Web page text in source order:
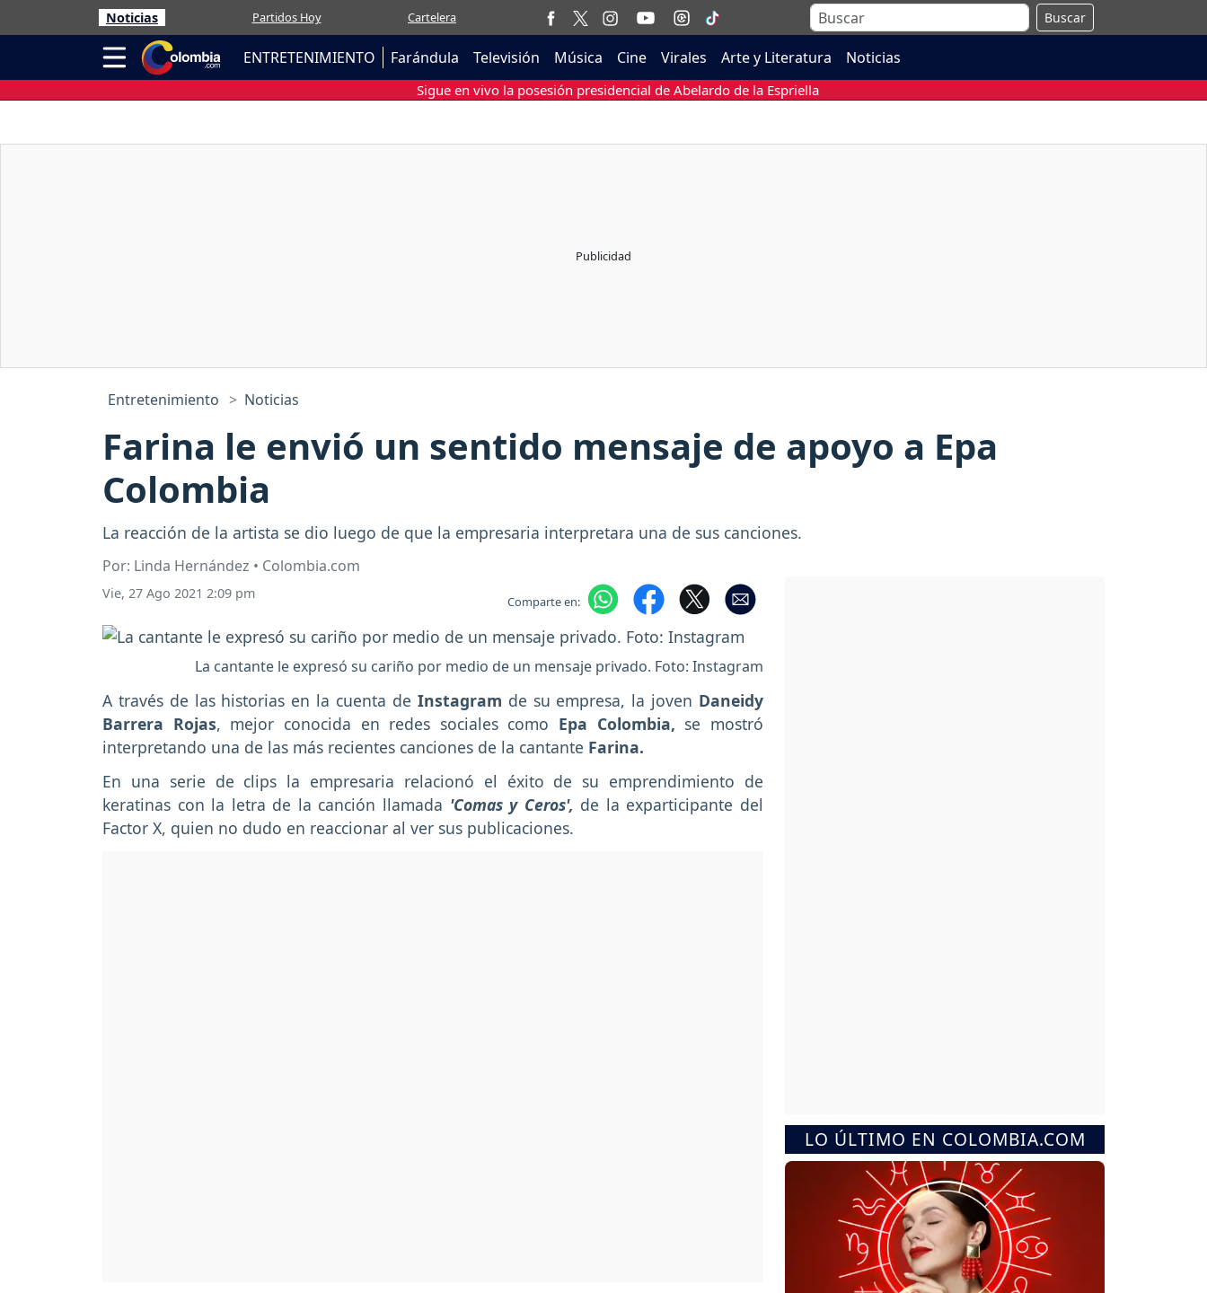
Noticias Partidos Hoy Cartelera Buscar
ENTRETENIMIENTO Farándula Televisión Música Cine Virales Arte y Literatura Noticias
Sigue en vivo la posesión presidencial de Abelardo de la Espriella
Entretenimiento Noticias
Farina le envió un sentido mensaje de apoyo a Epa
Colombia
La reacción de la artista se dio luego de que la empresaria interpretara una de sus canciones.
Por: Linda Hernández • Colombia.com
Vie, 27 Ago 2021 2:09 pm Comparte en:
La cantante le expresó su cariño por medio de un mensaje privado. Foto: Instagram
A través de las historias en la cuenta de Instagram de su empresa, la joven Daneidy
Barrera Rojas, mejor conocida en redes sociales como Epa Colombia, se mostró
interpretando una de las más recientes canciones de la cantante Farina.
En una serie de clips la empresaria relacionó el éxito de su emprendimiento de
keratinas con la letra de la canción llamada 'Comas y Ceros', de la exparticipante del
Factor X, quien no dudo en reaccionar al ver sus publicaciones.
LO ÚLTIMO EN COLOMBIA.COM